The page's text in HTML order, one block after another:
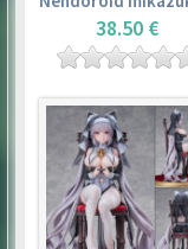
38.50 €